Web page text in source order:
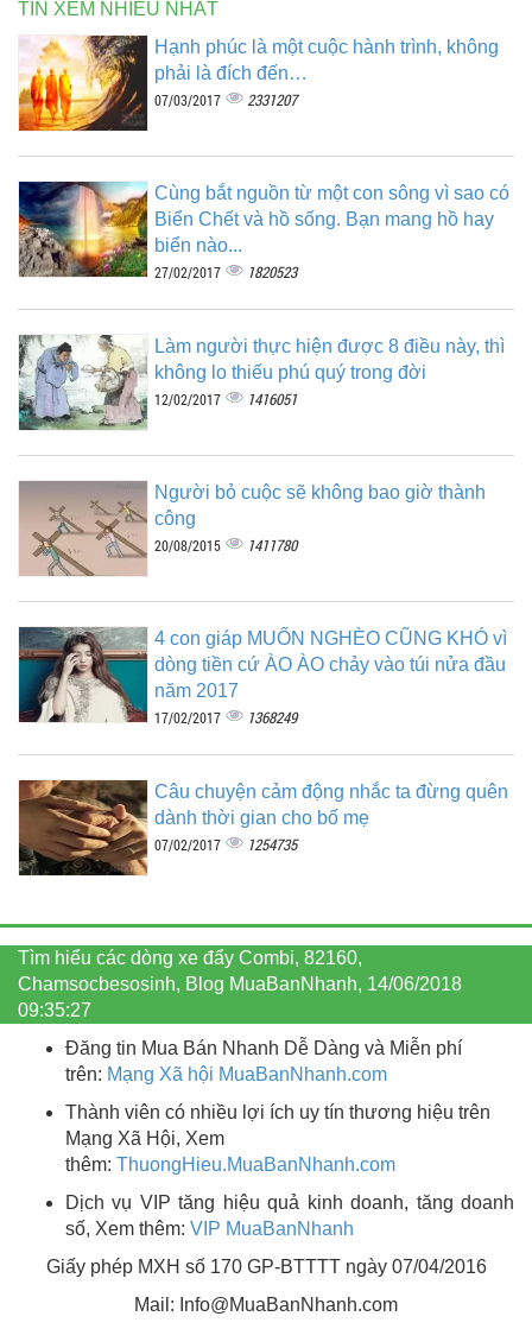
TIN XEM NHIỀU NHẤT
Hạnh phúc là một cuộc hành trình, không
phải là đích đến…
07/03/2017 2331207
Cùng bắt nguồn từ một con sông vì sao có
Biển Chết và hồ sống. Bạn mang hồ hay
biển nào...
27/02/2017 1820523
Làm người thực hiện được 8 điều này, thì
không lo thiếu phú quý trong đời
12/02/2017 1416051
Người bỏ cuộc sẽ không bao giờ thành
công
20/08/2015 1411780
4 con giáp MUỐN NGHÈO CŨNG KHÓ vì
dòng tiền cứ ÀO ÀO chảy vào túi nửa đầu
năm 2017
17/02/2017 1368249
Câu chuyện cảm động nhắc ta đừng quên
dành thời gian cho bố mẹ
07/02/2017 1254735
Tìm hiểu các dòng xe đẩy Combi, 82160,
Chamsocbesosinh, Blog MuaBanNhanh, 14/06/2018
09:35:27
Đăng tin Mua Bán Nhanh Dễ Dàng và Miễn phí
trên: Mạng Xã hội MuaBanNhanh.com
Thành viên có nhiều lợi ích uy tín thương hiệu trên
Mạng Xã Hội, Xem
thêm: ThuongHieu.MuaBanNhanh.com
Dịch vụ VIP tăng hiệu quả kinh doanh, tăng doanh
số, Xem thêm: VIP MuaBanNhanh
Giấy phép MXH số 170 GP-BTTTT ngày 07/04/2016
Mail: Info@MuaBanNhanh.com